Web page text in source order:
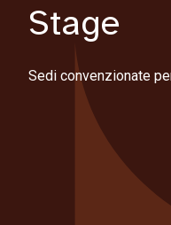
Stage
Sedi convenzionate